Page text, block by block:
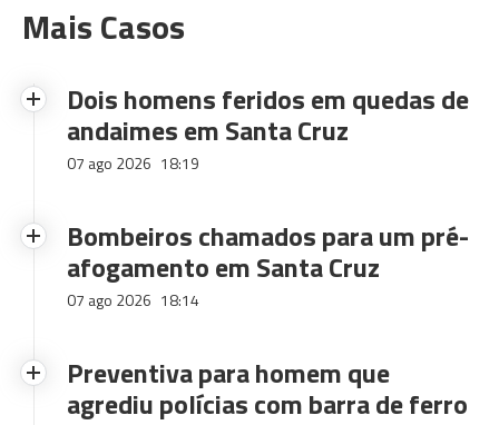
Mais Casos
Dois homens feridos em quedas de
andaimes em Santa Cruz
07 ago 2026 18:19
Bombeiros chamados para um pré-
afogamento em Santa Cruz
07 ago 2026 18:14
Preventiva para homem que
agrediu polícias com barra de ferro